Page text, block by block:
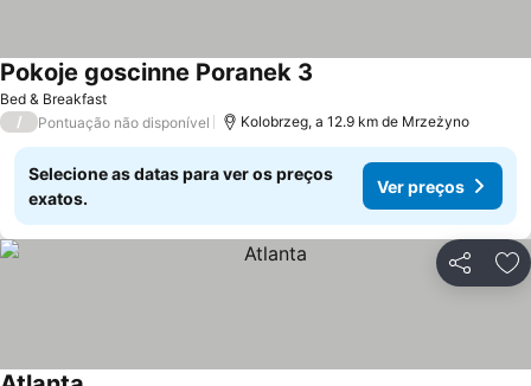
Bed & Breakfast
Pokoje goscinne Poranek 3
/ Pontuação não disponível Kolobrzeg, a 12.9 km de Mrzeżyno
Selecione as datas para ver os preços
exatos.
Ver preços
Partilhar